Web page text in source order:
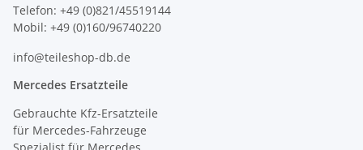
Telefon: +49 (0)821/45519144
Mobil: +49 (0)160/96740220
info@teileshop-db.de
Mercedes Ersatzteile
Gebrauchte Kfz-Ersatzteile
für Mercedes-Fahrzeuge